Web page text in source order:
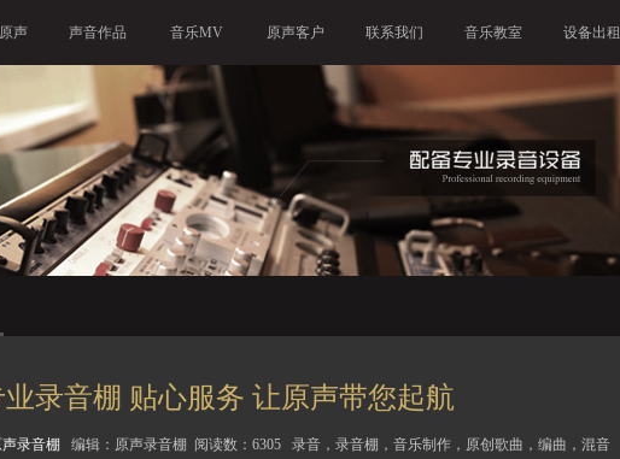
声 声音作品 音乐MV 原声客户 联系我们 音乐教室 设备出租
业录音棚 贴心服务 让原声带您起航
声录音棚 编辑：原声录音棚 阅读数：6305 录音，录音棚，音乐制作，原创歌曲，编曲，混音